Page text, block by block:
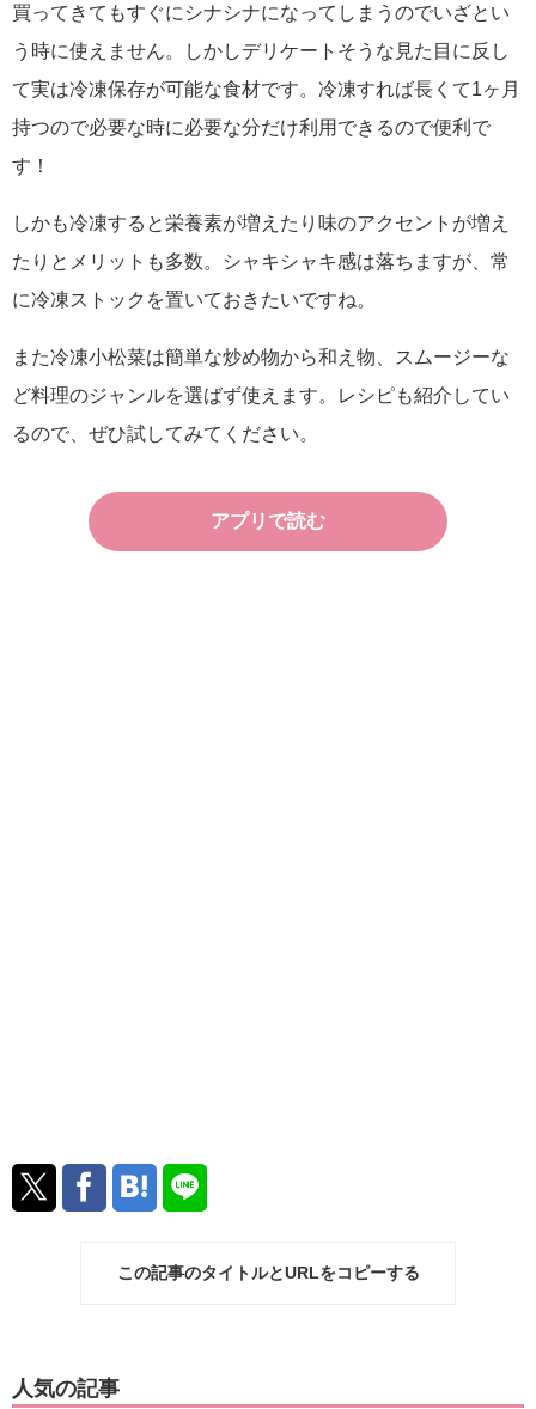
買ってきてもすぐにシナシナになってしまうのでいざとい
う時に使えません。しかしデリケートそうな見た目に反し
て実は冷凍保存が可能な食材です。冷凍すれば長くて1ヶ月
持つので必要な時に必要な分だけ利用できるので便利で
す！
しかも冷凍すると栄養素が増えたり味のアクセントが増え
たりとメリットも多数。シャキシャキ感は落ちますが、常
に冷凍ストックを置いておきたいですね。
また冷凍小松菜は簡単な炒め物から和え物、スムージーな
ど料理のジャンルを選ばず使えます。レシピも紹介してい
るので、ぜひ試してみてください。
アプリで読む
この記事のタイトルとURLをコピーする
人気の記事